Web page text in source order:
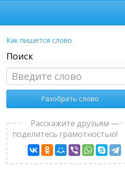
Как пишется слово
Поиск
Разобрать слово
Расскажите друзьям —
поделитесь грамотностью!